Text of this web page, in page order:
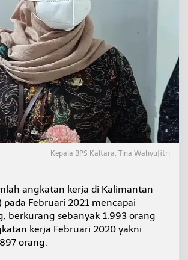
T
e
r
b
u
k
a
d
i
K
a
l
t
a
p
i
4
,
Kepala BPS Kaltara, Tina Wahyufitri
angkatan kerja di Kalimantan
pada Februari 2021 mencapai
berkurang sebanyak 1.993 orang
kerja Februari 2020 yakni
orang.